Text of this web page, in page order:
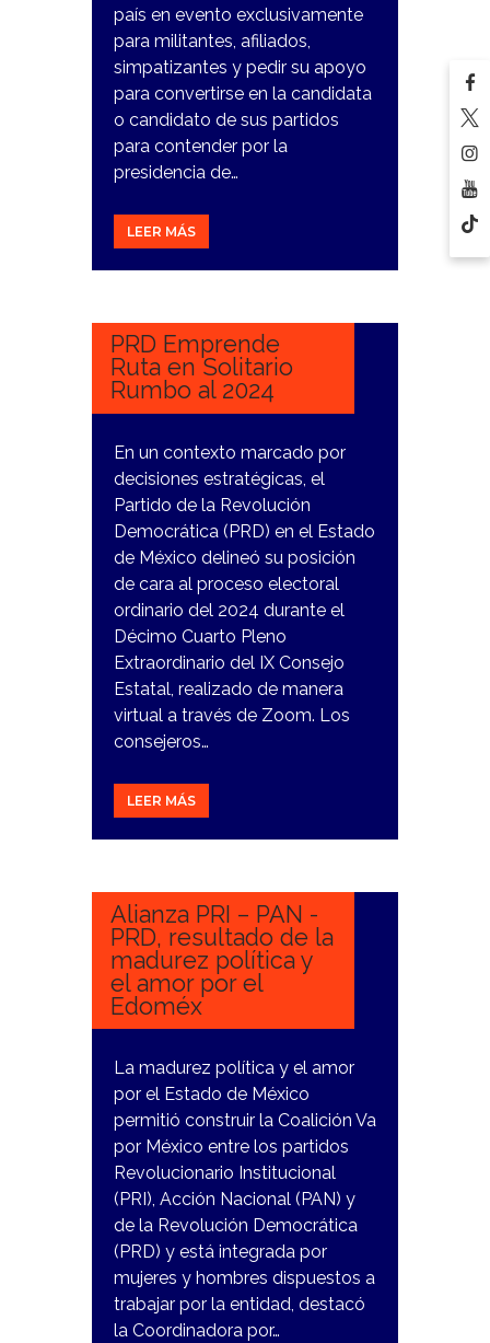
país en evento exclusivamente
para militantes, afiliados,
simpatizantes y pedir su apoyo
para convertirse en la candidata
o candidato de sus partidos
para contender por la
presidencia de…
LEER MÁS
13
PRD Emprende
Ruta en Solitario
Rumbo al 2024
En un contexto marcado por
decisiones estratégicas, el
Partido de la Revolución
Democrática (PRD) en el Estado
de México delineó su posición
de cara al proceso electoral
ordinario del 2024 durante el
Décimo Cuarto Pleno
Extraordinario del IX Consejo
Estatal, realizado de manera
virtual a través de Zoom. Los
consejeros…
LEER MÁS
12
Alianza PRI – PAN -
PRD, resultado de la
madurez política y
el amor por el
Edoméx
La madurez política y el amor
por el Estado de México
permitió construir la Coalición Va
por México entre los partidos
Revolucionario Institucional
(PRI), Acción Nacional (PAN) y
de la Revolución Democrática
(PRD) y está integrada por
mujeres y hombres dispuestos a
trabajar por la entidad, destacó
la Coordinadora por…